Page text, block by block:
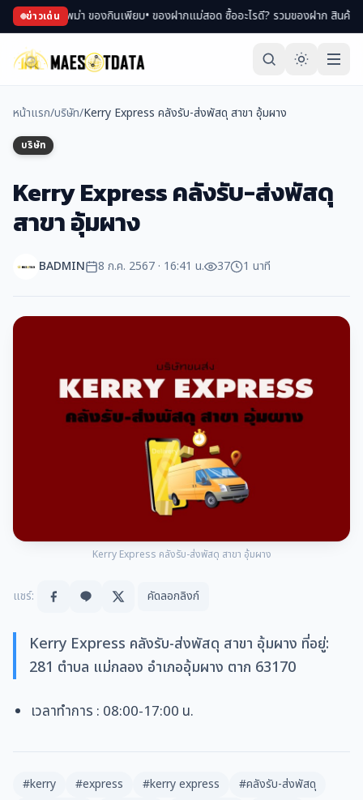
ข่าวเด่น
ปของพม่า ของกินเพียบ• ของฝากแม่สอด ซื้ออะไรดี? รวมของฝาก สินค้า OTOP
หน้าแรก/บริษัท/Kerry Express คลังรับ-ส่งพัสดุ สาขา อุ้มผาง
บริษัท
Kerry Express คลังรับ-ส่งพัสดุ
สาขา อุ้มผาง
BADMIN 8 ก.ค. 2567 · 16:41 น. 37 1 นาที
Kerry Express คลังรับ-ส่งพัสดุ สาขา อุ้มผาง
แชร์: คัดลอกลิงก์
Kerry Express คลังรับ-ส่งพัสดุ สาขา อุ้มผาง ที่อยู่:
281 ตำบล แม่กลอง อำเภออุ้มผาง ตาก 63170
เวลาทำการ : 08:00-17:00 น.
#kerry #express #kerry express
#คลังรับ-ส่งพัสดุ